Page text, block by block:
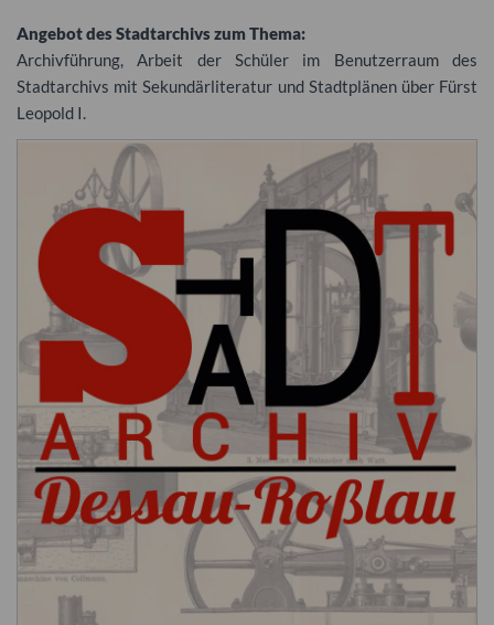
Angebot des Stadtarchivs zum Thema:
Archivführung, Arbeit der Schüler im Benutzerraum des
Stadtarchivs mit Sekundärliteratur und Stadtplänen über Fürst
Leopold I.